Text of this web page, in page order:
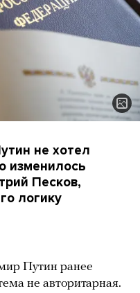
не хотел
изменилось
Песков,
логику
Путин ранее
не авторитарная.